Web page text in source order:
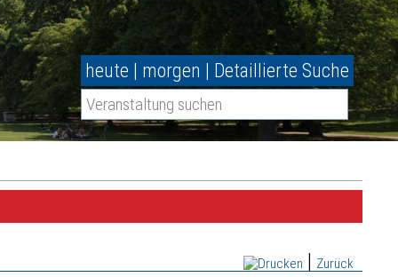
heute | morgen | Detaillierte Suche
Zurück